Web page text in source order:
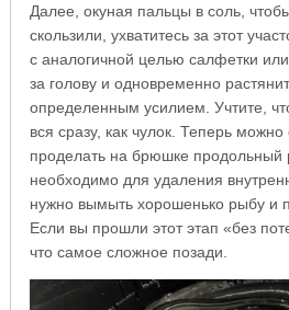
Далее, окуная пальцы в соль,
скользили, ухватитесь за этот
с аналогичной целью салфетки
за голову и одновременно
определенным усилием. Учтите,
вся сразу, как чулок. Теперь можно
проделать на брюшке продольный
необходимо для удаления
нужно вымыть хорошенько рыбу и
Если вы прошли этот этап «без
что самое сложное позади.